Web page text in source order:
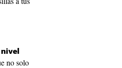
no solo